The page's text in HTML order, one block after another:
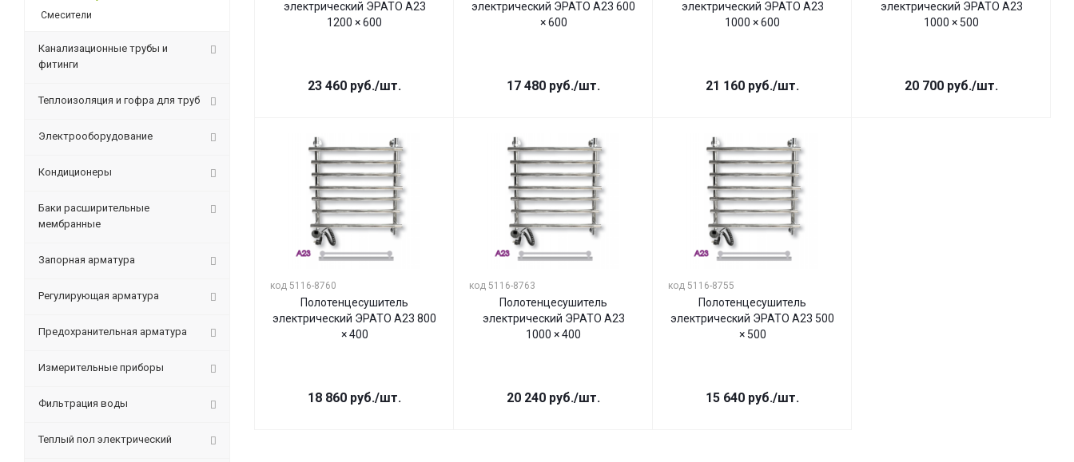
электрический ЭРАТО А23
1200 × 600
23 460 руб./шт.
электрический ЭРАТО А23 600
× 600
17 480 руб./шт.
электрический ЭРАТО А23
1000 × 600
21 160 руб./шт.
электрический ЭРАТО А23
1000 × 500
20 700 руб./шт.
код 5116-8760
Полотенцесушитель
электрический ЭРАТО А23 800
× 400
18 860 руб./шт.
код 5116-8763
Полотенцесушитель
электрический ЭРАТО А23
1000 × 400
20 240 руб./шт.
код 5116-8755
Полотенцесушитель
электрический ЭРАТО А23 500
× 500
15 640 руб./шт.
Смесители
Канализационные трубы и
фитинги
Теплоизоляция и гофра для труб
Электрооборудование
Кондиционеры
Баки расширительные
мембранные
Запорная арматура
Регулирующая арматура
Предохранительная арматура
Измерительные приборы
Фильтрация воды
Теплый пол электрический